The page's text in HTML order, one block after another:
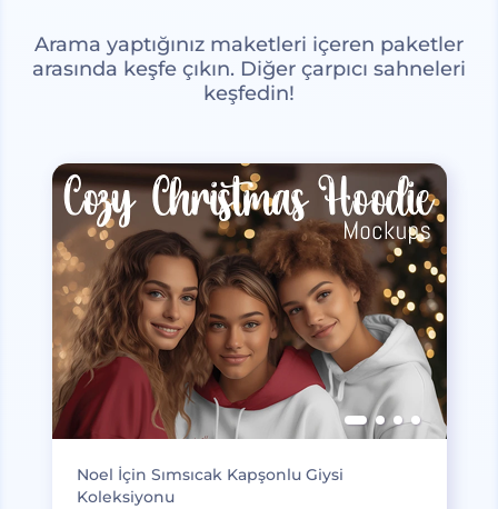
Arama yaptığınız maketleri içeren paketler
arasında keşfe çıkın. Diğer çarpıcı sahneleri
keşfedin!
Noel İçin Sımsıcak Kapşonlu Giysi
Koleksiyonu